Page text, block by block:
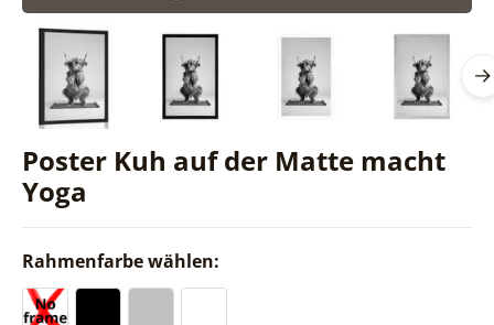
Poster Kuh auf der Matte macht
Yoga
Rahmenfarbe wählen: